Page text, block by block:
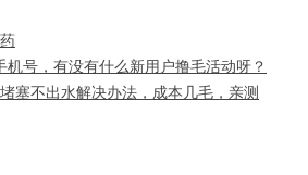
机号，有没有什么新用户撸毛活动呀？
塞不出水解决办法，成本几毛，亲测